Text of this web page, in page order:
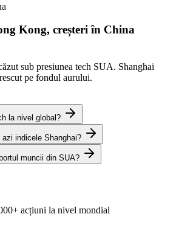
Kong, creșteri în China
sub presiunea tech SUA. Shanghai
pe fondul aurului.
la nivel global?
indicele Shanghai?
muncii din SUA?
acțiuni la nivel mondial